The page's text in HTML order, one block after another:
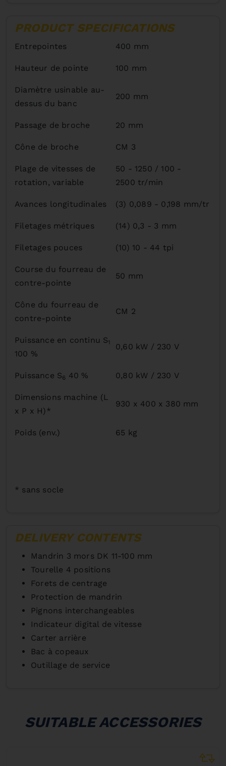
PRODUCT SPECIFICATIONS
Entrepointes 400 mm
Hauteur de pointe 100 mm
Diamètre usinable au-
dessus du banc
200 mm
Passage de broche 20 mm
Cône de broche CM 3
Plage de vitesses de
rotation, variable
50 - 1250 / 100 -
2500 tr/min
Avances longitudinales (3) 0,089 - 0,198 mm/tr
Filetages métriques (14) 0,3 - 3 mm
Filetages pouces (10) 10 - 44 tpi
Course du fourreau de
contre-pointe
50 mm
Cône du fourreau de
contre-pointe
CM 2
Puissance en continu S1
100 %
0,60 kW / 230 V
Puissance S6 40 % 0,80 kW / 230 V
Dimensions machine (L
x P x H)*
930 x 400 x 380 mm
Poids (env.) 65 kg
* sans socle
DELIVERY CONTENTS
Mandrin 3 mors DK 11-100 mm
Tourelle 4 positions
Forets de centrage
Protection de mandrin
Pignons interchangeables
Indicateur digital de vitesse
Carter arrière
Bac à copeaux
Outillage de service
SUITABLE ACCESSORIES